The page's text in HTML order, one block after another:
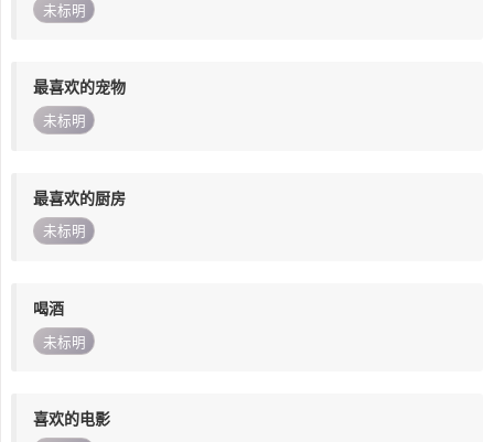
未标明
最喜欢的宠物
未标明
最喜欢的厨房
未标明
喝酒
未标明
喜欢的电影